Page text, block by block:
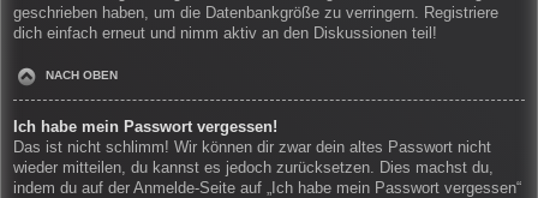
geschrieben haben, um die Datenbankgröße zu verringern. Registriere
dich einfach erneut und nimm aktiv an den Diskussionen teil!
NACH OBEN
Ich habe mein Passwort vergessen!
Das ist nicht schlimm! Wir können dir zwar dein altes Passwort nicht
wieder mitteilen, du kannst es jedoch zurücksetzen. Dies machst du,
indem du auf der Anmelde-Seite auf „Ich habe mein Passwort vergessen“